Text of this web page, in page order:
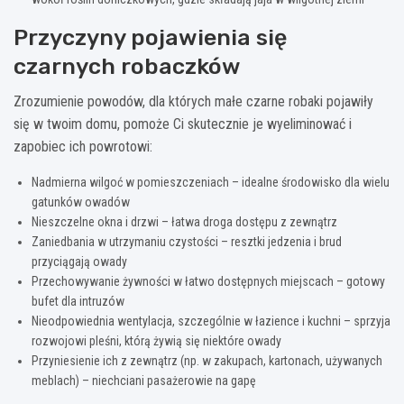
Przyczyny pojawienia się
czarnych robaczków
Zrozumienie powodów, dla których małe czarne robaki pojawiły
się w twoim domu, pomoże Ci skutecznie je wyeliminować i
zapobiec ich powrotowi:
Nadmierna wilgoć w pomieszczeniach – idealne środowisko dla wielu
gatunków owadów
Nieszczelne okna i drzwi – łatwa droga dostępu z zewnątrz
Zaniedbania w utrzymaniu czystości – resztki jedzenia i brud
przyciągają owady
Przechowywanie żywności w łatwo dostępnych miejscach – gotowy
bufet dla intruzów
Nieodpowiednia wentylacja, szczególnie w łazience i kuchni – sprzyja
rozwojowi pleśni, którą żywią się niektóre owady
Przyniesienie ich z zewnątrz (np. w zakupach, kartonach, używanych
meblach) – niechciani pasażerowie na gapę